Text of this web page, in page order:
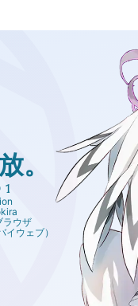
。
ラウザ
ウェブ）